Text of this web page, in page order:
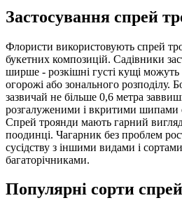
Застосування спрей
Флористи використовують спрей
букетних композицій. Садівники
ширше - розкішні густі кущі можуть
огорожі або зонального розподілу.
зазвичай не більше 0,6 метра
розгалуженими і вкритими шипами
Спрей троянди мають гарний
поодинці. Чагарник без проблем
сусідству з іншими видами і
багаторічниками.
Популярні сорти